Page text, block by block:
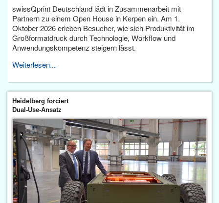
swissQprint Deutschland lädt in Zusammenarbeit mit
Partnern zu einem Open House in Kerpen ein. Am 1.
Oktober 2026 erleben Besucher, wie sich Produktivität im
Großformatdruck durch Technologie, Workflow und
Anwendungskompetenz steigern lässt.
Weiterlesen...
Heidelberg forciert
Dual-Use-Ansatz